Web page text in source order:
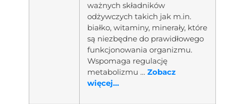
ważnych składników
odżywczych takich jak m.in.
białko, witaminy, minerały, które
są niezbędne do prawidłowego
funkcjonowania organizmu.
Wspomaga regulację
metabolizmu … Zobacz
więcej...